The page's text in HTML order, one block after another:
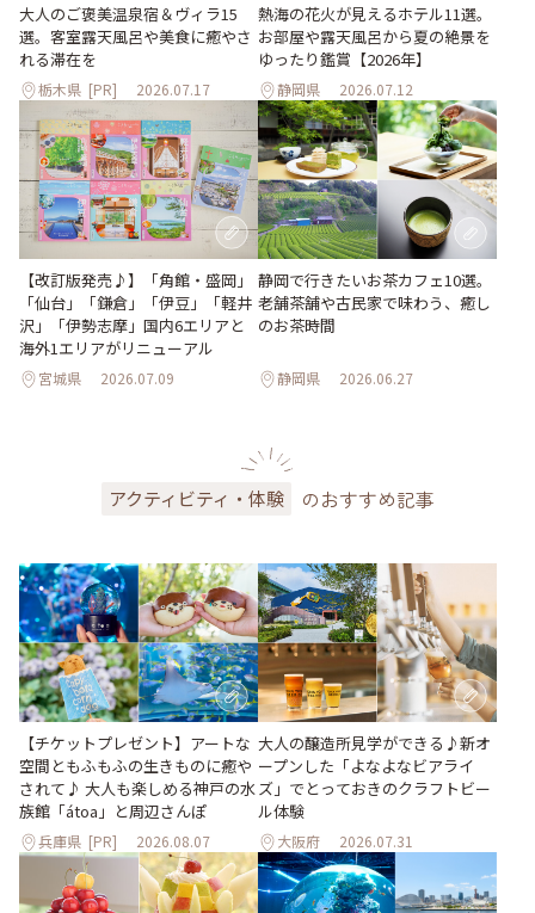
大人のご褒美温泉宿＆ヴィラ15
選。客室露天風呂や美食に癒やさ
れる滞在を
栃木県 [PR] 2026.07.17
熱海の花火が見えるホテル11選。
お部屋や露天風呂から夏の絶景を
ゆったり鑑賞【2026年】
静岡県 2026.07.12
【改訂版発売♪】「角館・盛岡」
「仙台」「鎌倉」「伊豆」「軽井
沢」「伊勢志摩」国内6エリアと
海外1エリアがリニューアル
宮城県 2026.07.09
静岡で行きたいお茶カフェ10選。
老舗茶舗や古民家で味わう、癒し
のお茶時間
静岡県 2026.06.27
アクティビティ・体験 のおすすめ記事
【チケットプレゼント】アートな
空間ともふもふの生きものに癒や
されて♪ 大人も楽しめる神戸の水
族館「átoa」と周辺さんぽ
兵庫県 [PR] 2026.08.07
大人の醸造所見学ができる♪新オ
ープンした「よなよなビアライ
ズ」でとっておきのクラフトビー
ル体験
大阪府 2026.07.31